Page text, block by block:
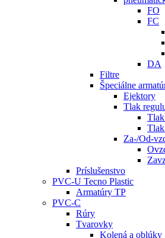
FO
FC
DA
Filtre
Špeciálne
Ejektory
Tlak
Za-/Od-
Príslušenstvo
PVC-U Tecno Plastic
Armatúry TP
PVC-C
Rúry
Tvarovky
Kolená a oblúky